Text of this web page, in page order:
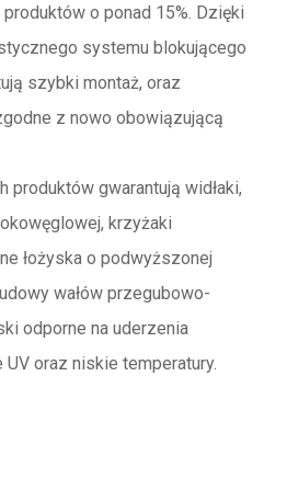
o ponad 15%. Dzięki
systemu blokującego
szybki montaż, oraz
z nowo obowiązującą
produktów gwarantują widłaki,
krzyżaki
łożyska o podwyższonej
wałów przegubowo-
odporne na uderzenia
UV oraz niskie temperatury.